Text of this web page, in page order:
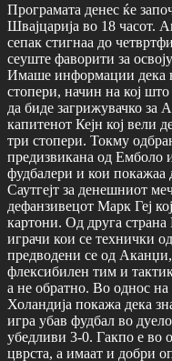
Програмата денес ќе
Швајцарија во 18 часот.
сепак стигнаа до
сеуште фаворити за
Имаше информации дека
стопери, начин на кој
да биде загрижувачко за
капитенот Кејн кој вели
три стопери. Токму
предизвикана од Емболо
фудбалери и кои покажаа
Саутгејт за денешниот
дефанзивецот Марк Геј
картони. Од друга
играчи кои се технички
предводени се од
флексибилен тим и
а не обратно. Во однос на
Холандија покажа дека
игра убав фудбал во
убедливи 3-0. Гакпо е во
цврста, а имаат и добри